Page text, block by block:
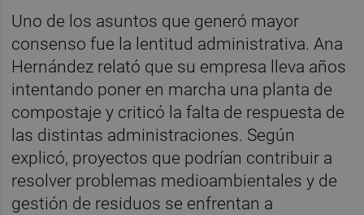
Uno de los asuntos que generó mayor
consenso fue la lentitud administrativa. Ana
Hernández relató que su empresa lleva años
intentando poner en marcha una planta de
compostaje y criticó la falta de respuesta de
las distintas administraciones. Según
explicó, proyectos que podrían contribuir a
resolver problemas medioambientales y de
gestión de residuos se enfrentan a